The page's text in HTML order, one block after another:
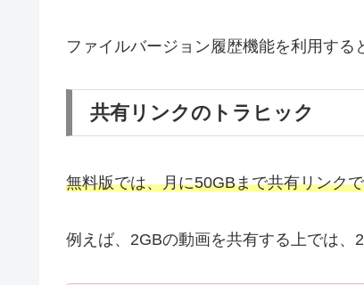
ファイルバージョン履歴機能を利用する
共有リンクのトラヒック
無料版では、月に50GBまで共有リンク
例えば、2GBの動画を共有する上では、